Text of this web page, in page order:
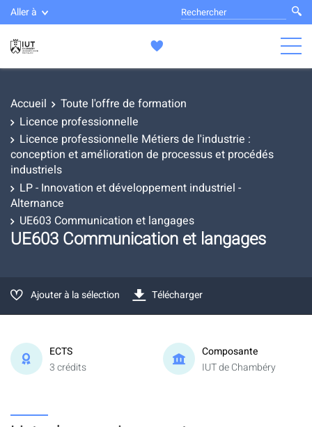
Aller à
Accueil
Toute l'offre de formation
Licence professionnelle
Licence professionnelle Métiers de l'industrie :
conception et amélioration de processus et procédés
industriels
LP - Innovation et développement industriel -
Alternance
UE603 Communication et langages
UE603 Communication et langages
Ajouter à la sélection Télécharger
ECTS
3 crédits
Composante
IUT de Chambéry